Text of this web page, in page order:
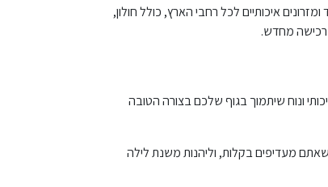
איכותיים לכל רחבי הארץ, כולל חולון,
רכישה מחדש.
ונוח שיתמוך בגוף שלכם בצורה הטובה
שאתם מעדיפים בקלות, וליהנות משנת לילה